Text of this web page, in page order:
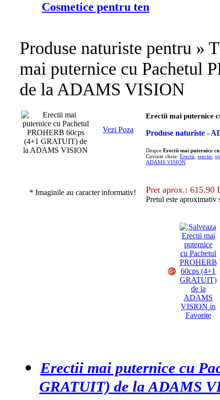
Cosmetice pentru ten
Produse naturiste pentru »
mai puternice cu Pachetul
de la ADAMS VISION
Vezi Poza
* Imaginile au caracter informativ!
Erectii mai puternice
Produse naturiste -
Despre Erectii mai puternice
Cuvinte cheie: Erectii erectie
ADAMS VISION
Pret aprox.: 615.90
Pretul este aproximativ
Erectii mai puternice cu
GRATUIT) de la ADAMS